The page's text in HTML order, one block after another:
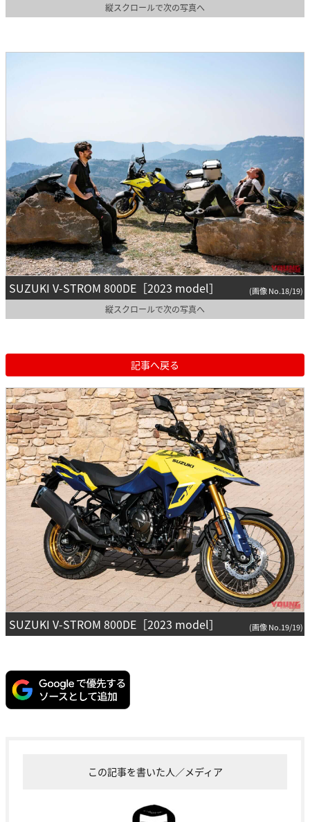
縦スクロールで次の写真へ
SUZUKI V-STROM 800DE［2023 model］ (画像 No.18/19)
縦スクロールで次の写真へ
記事へ戻る
SUZUKI V-STROM 800DE［2023 model］ (画像 No.19/19)
この記事を書いた人／メディア